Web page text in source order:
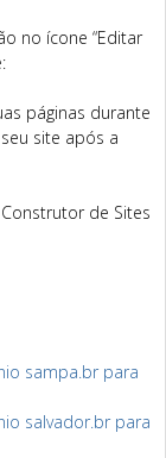
no ícone “Editar
páginas durante
site após a
de Sites
sampa.br para
salvador.br para